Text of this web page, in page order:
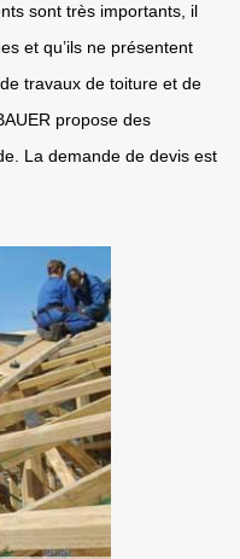
sont très importants, il
et qu’ils ne présentent
travaux de toiture et de
propose des
La demande de devis est